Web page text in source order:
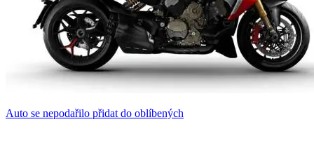
Auto se nepodařilo přidat do oblíbených